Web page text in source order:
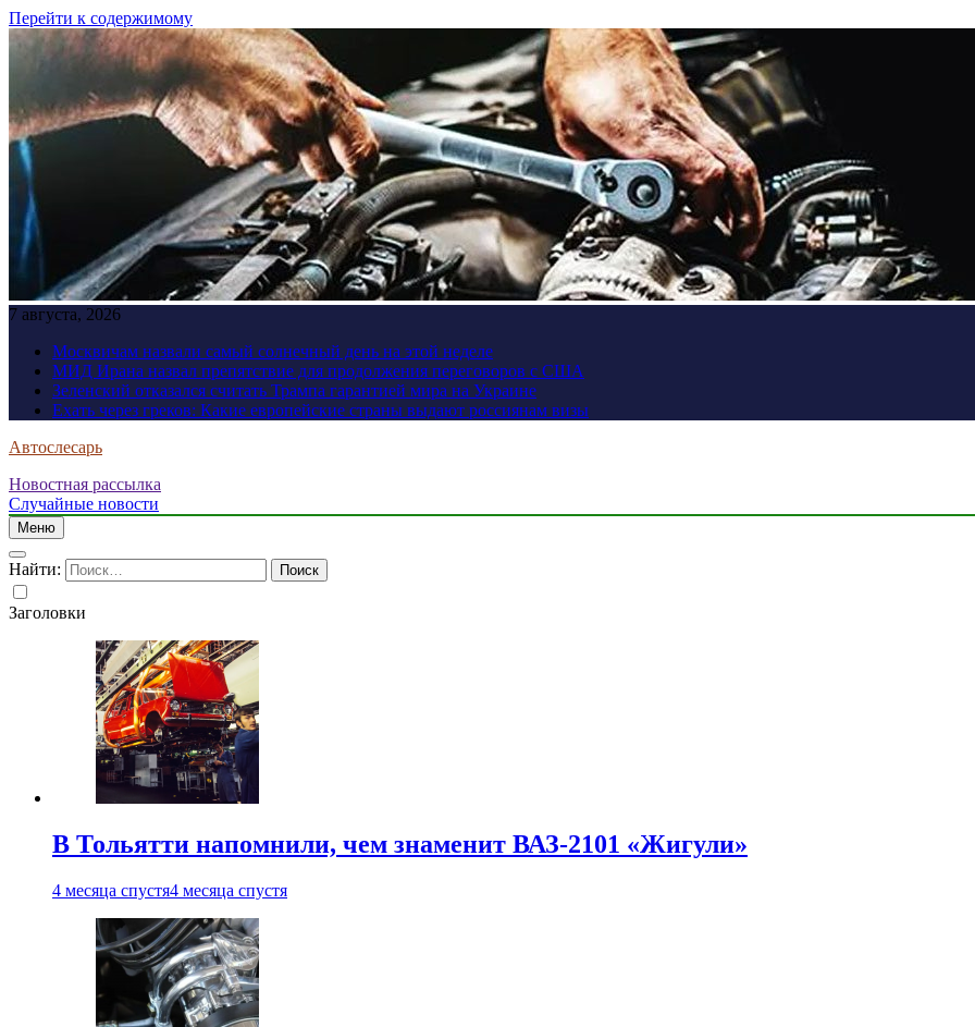
Перейти к содержимому
7 августа, 2026
Москвичам назвали самый солнечный день на этой неделе
МИД Ирана назвал препятствие для продолжения переговоров с США
Зеленский отказался считать Трампа гарантией мира на Украине
Ехать через греков: Какие европейские страны выдают россиянам визы
Автослесарь
Новостная рассылка
Случайные новости
Меню
Найти:
Заголовки
В Тольятти напомнили, чем знаменит ВАЗ-2101 «Жигули»
4 месяца спустя4 месяца спустя